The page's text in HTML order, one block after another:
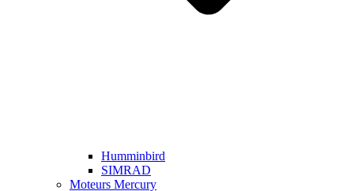
Humminbird
SIMRAD
Moteurs Mercury